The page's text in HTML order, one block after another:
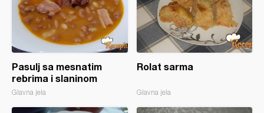
Pasulj sa mesnatim
rebrima i slaninom
Glavna jela
Rolat sarma
Glavna jela